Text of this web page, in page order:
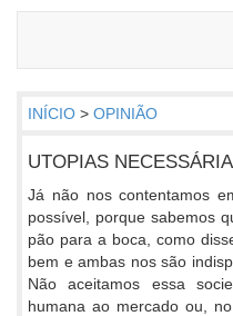
INÍCIO > OPINIÃO
UTOPIAS
Já não nos contentamos
possível, porque sabemos
pão para a boca, como
bem e ambas nos são
Não aceitamos essa
humana ao mercado ou,